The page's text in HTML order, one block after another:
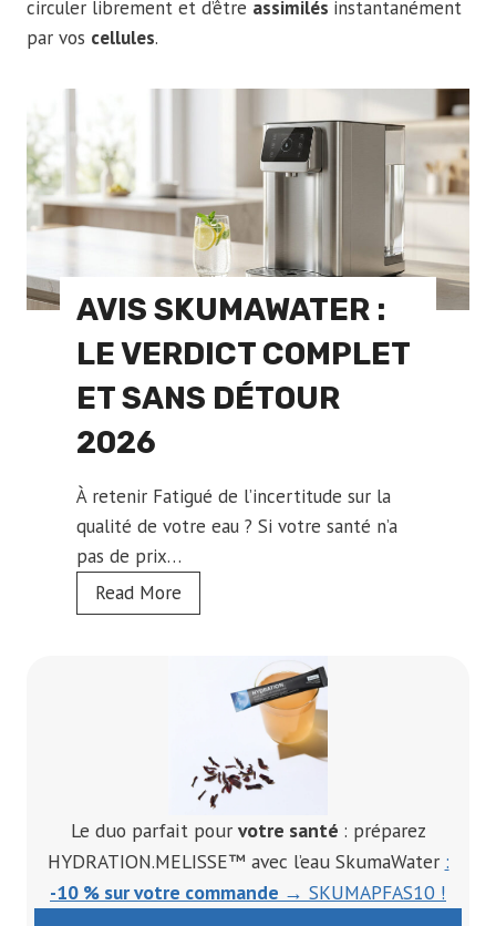
circuler librement et d’être assimilés instantanément
par vos cellules.
AVIS SKUMAWATER :
LE VERDICT COMPLET
ET SANS DÉTOUR
2026
À retenir Fatigué de l’incertitude sur la
qualité de votre eau ? Si votre santé n’a
pas de prix…
Read More
v
a
w
a
Le duo parfait pour votre santé : préparez
HYDRATION.MELISSE™ avec l’eau SkumaWater :
-10 % sur votre commande → SKUMAPFAS10 !